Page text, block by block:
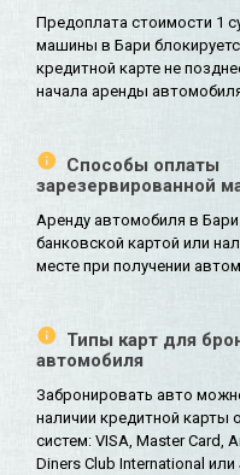
Предоплата стоимости 1
машины в Бари
кредитной карте не
начала аренды
Способы оплаты
зарезервированной
Аренду автомобиля в
банковской картой или
месте при получении
Типы карт для
автомобиля
Забронировать авто
наличии кредитной карты
систем: VISA, Master Card,
Diners Club International или